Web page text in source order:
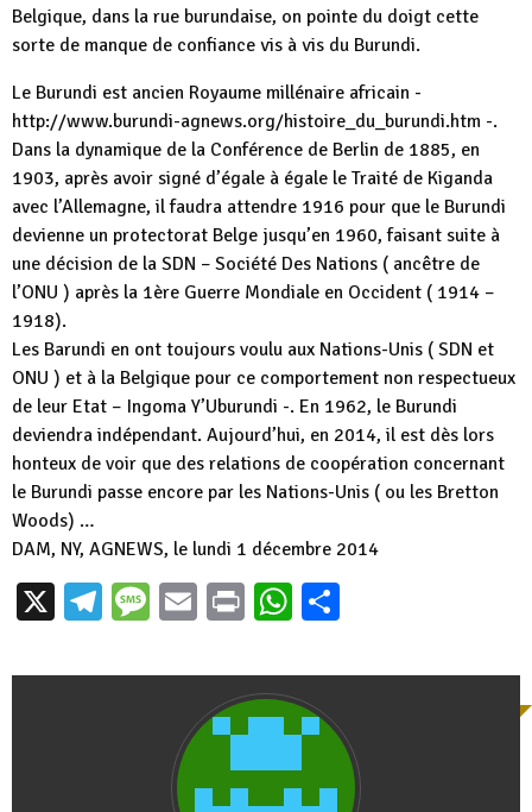
Belgique, dans la rue burundaise, on pointe du doigt cette
sorte de manque de confiance vis à vis du Burundi.
Le Burundi est ancien Royaume millénaire africain -
http://www.burundi-agnews.org/histoire_du_burundi.htm -.
Dans la dynamique de la Conférence de Berlin de 1885, en
1903, après avoir signé d’égale à égale le Traité de Kiganda
avec l’Allemagne, il faudra attendre 1916 pour que le Burundi
devienne un protectorat Belge jusqu’en 1960, faisant suite à
une décision de la SDN – Société Des Nations ( ancêtre de
l’ONU ) après la 1ère Guerre Mondiale en Occident ( 1914 –
1918).
Les Barundi en ont toujours voulu aux Nations-Unis ( SDN et
ONU ) et à la Belgique pour ce comportement non respectueux
de leur Etat – Ingoma Y’Uburundi -. En 1962, le Burundi
deviendra indépendant. Aujourd’hui, en 2014, il est dès lors
honteux de voir que des relations de coopération concernant
le Burundi passe encore par les Nations-Unis ( ou les Bretton
Woods) …
DAM, NY, AGNEWS, le lundi 1 décembre 2014
X Telegram
Message
EmailPrintWhatsApp